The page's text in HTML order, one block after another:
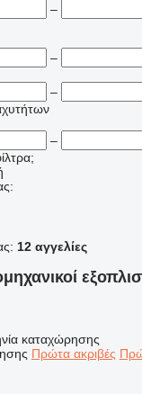
–
–
–
–
12 αγγελίες
καταχώρησης
Πρώτα ακριβές